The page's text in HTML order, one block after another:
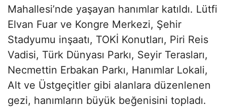
Mahallesi’nde yaşayan hanımlar katıldı. Lütfi
Elvan Fuar ve Kongre Merkezi, Şehir
Stadyumu inşaatı, TOKİ Konutları, Piri Reis
Vadisi, Türk Dünyası Parkı, Seyir Terasları,
Necmettin Erbakan Parkı, Hanımlar Lokali,
Alt ve Üstgeçitler gibi alanlara düzenlenen
gezi, hanımların büyük beğenisini topladı.